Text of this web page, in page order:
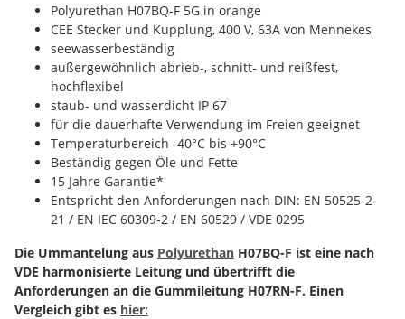
Polyurethan H07BQ-F 5G in orange
CEE Stecker und Kupplung, 400 V, 63A von Mennekes
seewasserbeständig
außergewöhnlich abrieb-, schnitt- und reißfest,
hochflexibel
staub- und wasserdicht IP 67
für die dauerhafte Verwendung im Freien geeignet
Temperaturbereich -40°C bis +90°C
Beständig gegen Öle und Fette
15 Jahre Garantie*
Entspricht den Anforderungen nach DIN: EN 50525-2-
21 / EN IEC 60309-2 / EN 60529 / VDE 0295
Die Ummantelung aus Polyurethan H07BQ-F ist eine nach
VDE harmonisierte Leitung und übertrifft die
Anforderungen an die Gummileitung H07RN-F. Einen
Vergleich gibt es hier: